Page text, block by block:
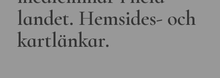
landet. Hemsides- och
kartlänkar.